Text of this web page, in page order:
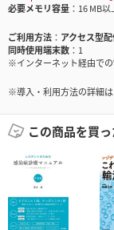
必要メモリ容量
16 MB以
ご利用方法
アクセス型
同時使用端末数
1
※インターネット経由で
※導入・利用方法の詳細は
この商品を買